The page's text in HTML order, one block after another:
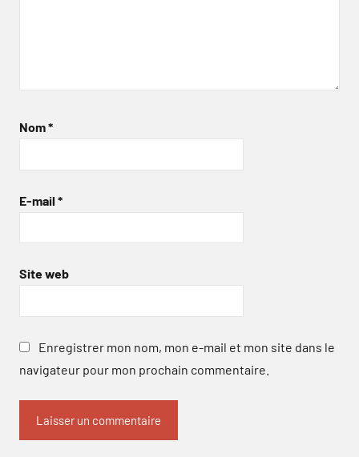
Nom*
E-mail *
Site web
Enregistrer mon nom, mon e-mail et mon site dans le
navigateur pour mon prochain commentaire.